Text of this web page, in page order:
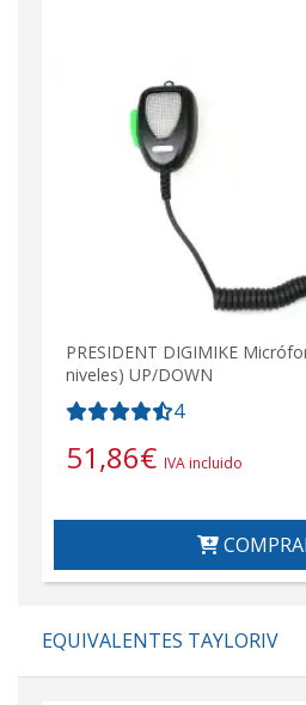
PRESIDENT DIGIMIKE
niveles) UP/DOWN
4
51,86€ IVA incluido
EQUIVALENTES TAYLORIV